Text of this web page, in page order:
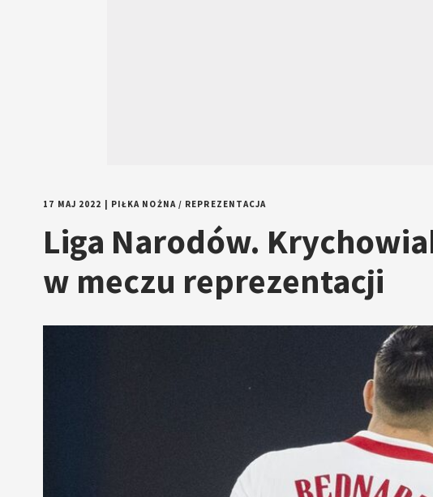
17 MAJ 2022 PIŁKA NOŻNA/ REPREZENTACJA
Liga Narodów.
w meczu reprezentacji